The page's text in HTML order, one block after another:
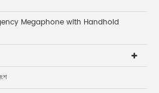
Megaphone with Handhold